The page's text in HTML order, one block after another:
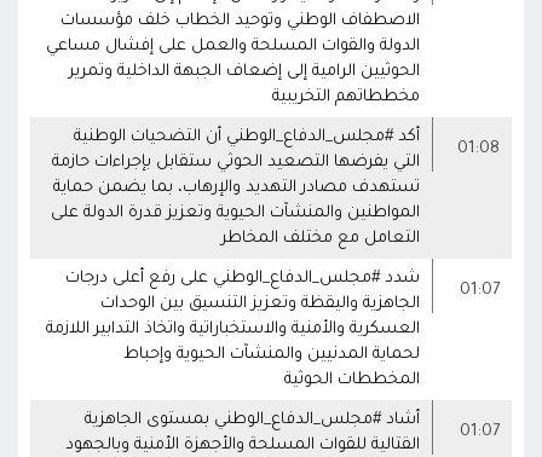
الاصطفاف الوطني وتوحيد الخطاب خلف مؤسسات
الدولة والقوات المسلحة والعمل على إفشال مساعي
الحوثيين الرامية إلى إضعاف الجبهة الداخلية وتمرير
مخططاتهم التخريبية
01:08
أكد #مجلس_الدفاع_الوطني أن التضحيات الوطنية
التي يفرضها التصعيد الحوثي ستقابل بإجراءات حازمة
تستهدف مصادر التهديد والإرهاب، بما يضمن حماية
المواطنين والمنشآت الحيوية وتعزيز قدرة الدولة على
التعامل مع مختلف المخاطر
01:07
شدد #مجلس_الدفاع_الوطني على رفع أعلى درجات
الجاهزية واليقظة وتعزيز التنسيق بين الوحدات
العسكرية والأمنية والاستخباراتية واتخاذ التدابير اللازمة
لحماية المدنيين والمنشآت الحيوية وإحباط
المخططات الحوثية
01:07
أشاد #مجلس_الدفاع_الوطني بمستوى الجاهزية
القتالية للقوات المسلحة والأجهزة الأمنية وبالجهود